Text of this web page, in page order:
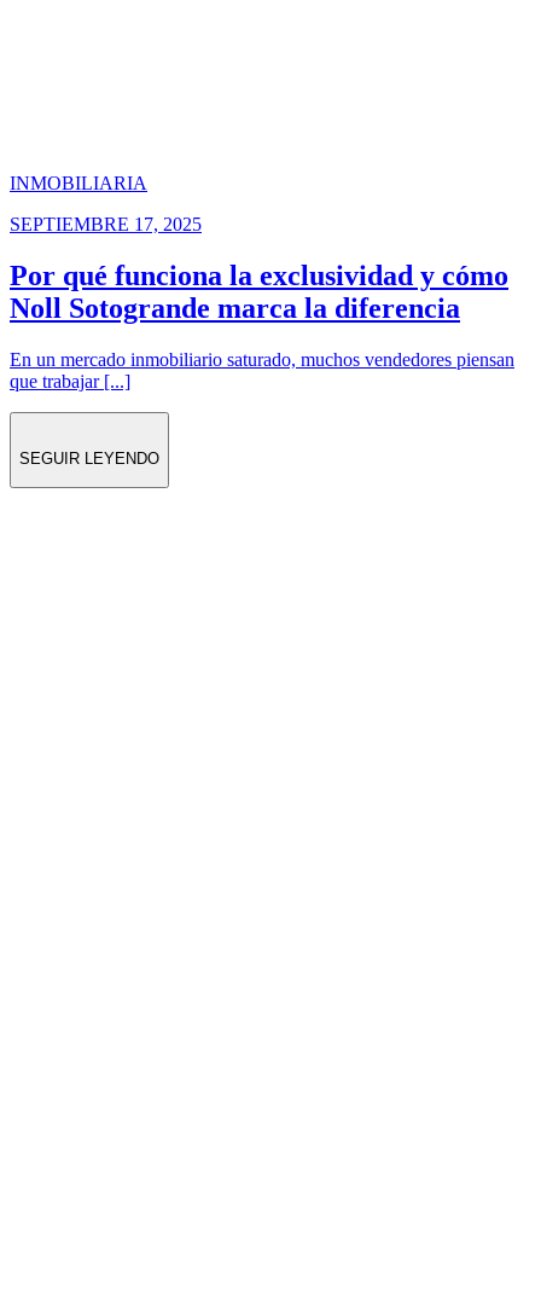
INMOBILIARIA
SEPTIEMBRE 17, 2025
Por qué funciona la exclusividad y cómo
Noll Sotogrande marca la diferencia
En un mercado inmobiliario saturado, muchos vendedores piensan
que trabajar [...]
SEGUIR LEYENDO